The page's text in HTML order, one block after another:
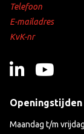
Telefoon
E-mailadres
KvK-nr
Openingstijden
Maandag t/m vrijdag